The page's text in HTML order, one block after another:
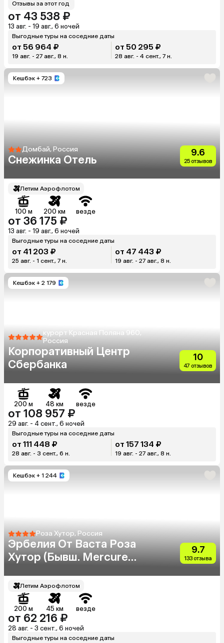
Отзывы за этот год
от 43 538 ₽
13 авг. - 19 авг., 6 ночей
Выгодные туры на соседние даты
от 56 964 ₽
19 авг. - 27 авг., 8 н.
от 50 295 ₽
28 авг. - 4 сент., 7 н.
Кешбэк + 723
Домбай, Россия
Снежинка Отель
9.6
25 отзывов
Летим Аэрофлотом
100 м 200 км везде
от 36 175 ₽
13 авг. - 19 авг., 6 ночей
Выгодные туры на соседние даты
от 41 203 ₽
25 авг. - 1 сент., 7 н.
от 47 443 ₽
19 авг. - 27 авг., 8 н.
Кешбэк + 2 179
курорт Красная Поляна 960,
Россия
Корпоративный Центр
Сбербанка
10
47 отзывов
200 м 48 км везде
от 108 957 ₽
29 авг. - 4 сент., 6 ночей
Выгодные туры на соседние даты
от 111 448 ₽
28 авг. - 3 сент., 6 н.
от 157 134 ₽
19 авг. - 27 авг., 8 н.
Кешбэк + 1 244
Роза Хутор, Россия
Эрбелия От Васта Роза
Хутор (Бывш. Mercure
9.7
133 отзыва
Летим Аэрофлотом
200 м 45 км везде
от 62 216 ₽
28 авг. - 3 сент., 6 ночей
Выгодные туры на соседние даты